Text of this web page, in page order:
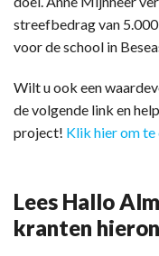
streefbedrag van 5.000
voor de school in
Wilt u ook een
de volgende link en
project! Klik hier om te
Lees Hallo
kranten